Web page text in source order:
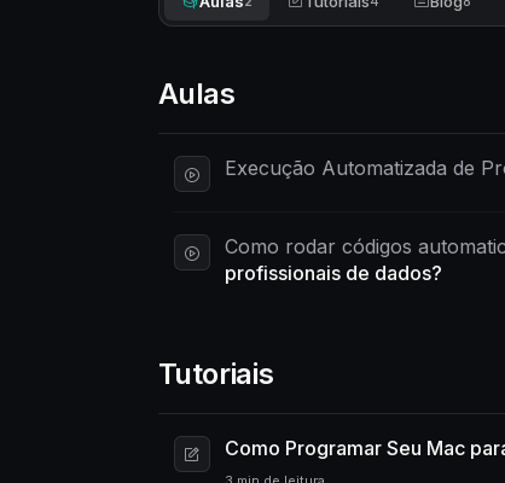
Aulas
Execução Automatizada de
Como rodar códigos
profissionais de dados?
Tutoriais
Como Programar Seu Mac